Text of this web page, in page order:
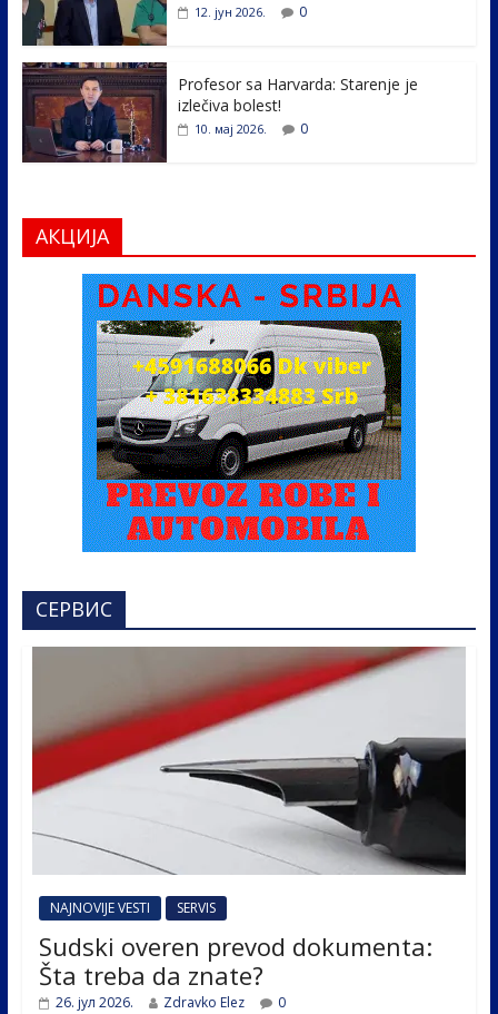
12. јун 2026. 0
Profesor sa Harvarda: Starenje je
izlečiva bolest!
10. мај 2026. 0
АКЦИЈА
СЕРВИС
NAJNOVIJE VESTI SERVIS
Sudski overen prevod dokumenta:
Šta treba da znate?
26. јул 2026. Zdravko Elez 0